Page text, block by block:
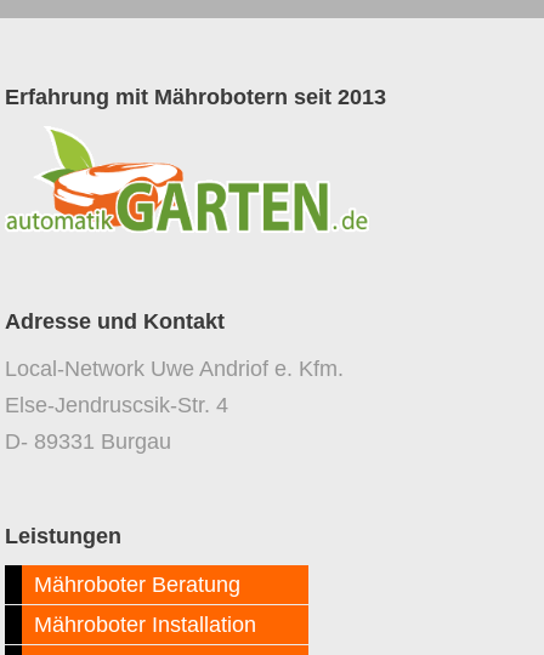
Erfahrung mit Mährobotern seit 2013
Adresse und Kontakt
Local-Network Uwe Andriof e. Kfm.
Else-Jendruscsik-Str. 4
D- 89331 Burgau
Leistungen
Mähroboter Beratung
Mähroboter Installation